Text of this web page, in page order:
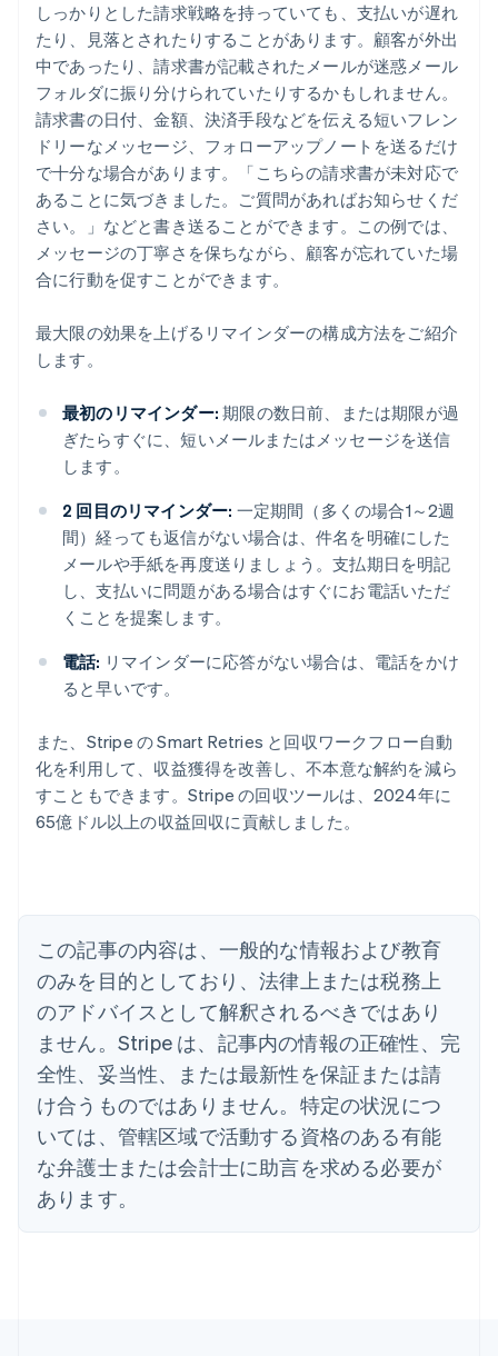
しっかりとした請求戦略を持っていても、支払いが遅れ
たり、見落とされたりすることがあります。顧客が外出
中であったり、請求書が記載されたメールが迷惑メール
フォルダに振り分けられていたりするかもしれません。
請求書の日付、金額、決済手段などを伝える短いフレン
ドリーなメッセージ、フォローアップノートを送るだけ
で十分な場合があります。「こちらの請求書が未対応で
あることに気づきました。ご質問があればお知らせくだ
さい。」などと書き送ることができます。この例では、
メッセージの丁寧さを保ちながら、顧客が忘れていた場
合に行動を促すことができます。
最大限の効果を上げるリマインダーの構成方法をご紹介
します。
最初のリマインダー: 期限の数日前、または期限が過
ぎたらすぐに、短いメールまたはメッセージを送信
します。
2 回目のリマインダー: 一定期間（多くの場合1～2週
間）経っても返信がない場合は、件名を明確にした
メールや手紙を再度送りましょう。支払期日を明記
し、支払いに問題がある場合はすぐにお電話いただ
くことを提案します。
電話: リマインダーに応答がない場合は、電話をかけ
ると早いです。
また、Stripe の Smart Retries と回収ワークフロー自動
化を利用して、収益獲得を改善し、不本意な解約を減ら
すこともできます。Stripe の回収ツールは、2024年に
65億ドル以上の収益回収に貢献しました。
この記事の内容は、一般的な情報および教育
のみを目的としており、法律上または税務上
のアドバイスとして解釈されるべきではあり
ません。Stripe は、記事内の情報の正確性、完
全性、妥当性、または最新性を保証または請
け合うものではありません。特定の状況につ
いては、管轄区域で活動する資格のある有能
な弁護士または会計士に助言を求める必要が
あります。
アイルランド
English
アメリカ
EnglishEspañol简体中文
ItalianoEnglish
インド
エストニア
English
オーストラリア
English
オーストリア
DeutschEnglish
オランダ
NederlandsEnglish
カナダ